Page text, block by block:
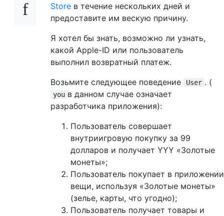
Store в течение нескольких дней и
предоставите им вескую причину.
Я хотел бы знать, возможно ли узнать,
какой Apple-ID или пользователь
выполнил возвратный платеж.
Возьмите следующее поведение
User . (
you в данном случае означает
разработчика приложения):
Пользователь совершает
внутриигровую покупку за 99
долларов и получает YYY «Золотые
монеты»;
Пользователь покупает в приложении
вещи, используя «Золотые монеты»
(зелье, карты, что угодно);
Пользователь получает товары и